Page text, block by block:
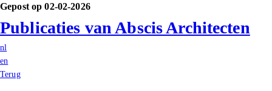
Gepost op 02-02-2026
Publicaties van Abscis Architecten
nl
en
Terug